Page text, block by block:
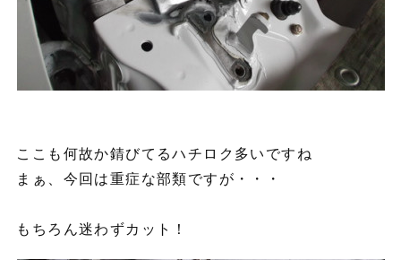
ここも何故か錆びてるハチロク多いですね
まぁ、今回は重症な部類ですが・・・
もちろん迷わずカット！